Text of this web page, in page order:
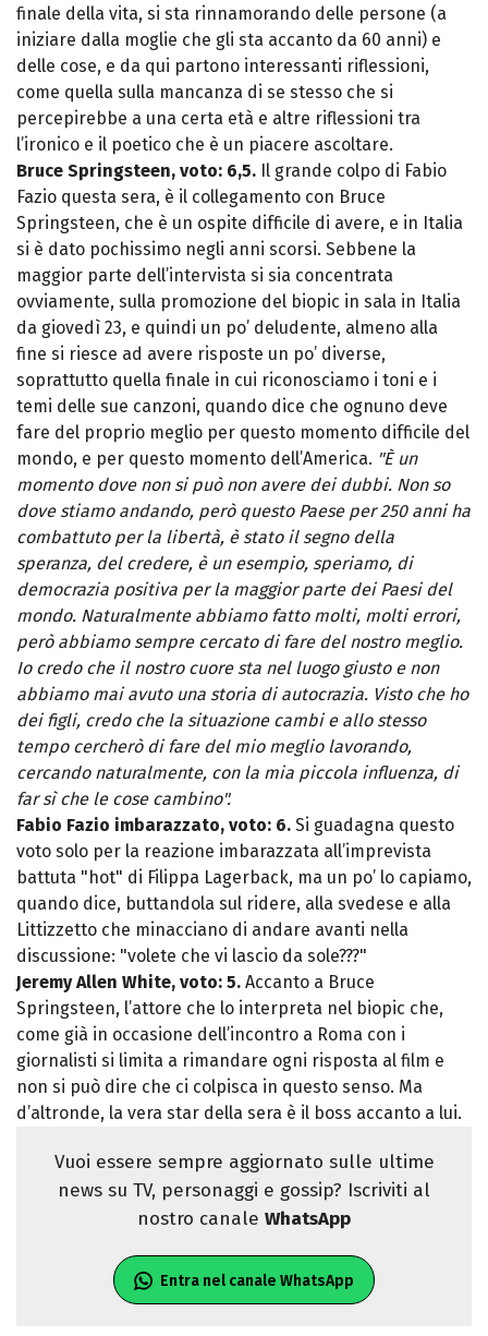
finale della vita, si sta rinnamorando delle persone (a
iniziare dalla moglie che gli sta accanto da 60 anni) e
delle cose, e da qui partono interessanti riflessioni,
come quella sulla mancanza di se stesso che si
percepirebbe a una certa età e altre riflessioni tra
l’ironico e il poetico che è un piacere ascoltare.
Bruce Springsteen, voto: 6,5. Il grande colpo di Fabio
Fazio questa sera, è il collegamento con Bruce
Springsteen, che è un ospite difficile di avere, e in Italia
si è dato pochissimo negli anni scorsi. Sebbene la
maggior parte dell’intervista si sia concentrata
ovviamente, sulla promozione del biopic in sala in Italia
da giovedì 23, e quindi un po’ deludente, almeno alla
fine si riesce ad avere risposte un po’ diverse,
soprattutto quella finale in cui riconosciamo i toni e i
temi delle sue canzoni, quando dice che ognuno deve
fare del proprio meglio per questo momento difficile del
mondo, e per questo momento dell’America. "È un
momento dove non si può non avere dei dubbi. Non so
dove stiamo andando, però questo Paese per 250 anni ha
combattuto per la libertà, è stato il segno della
speranza, del credere, è un esempio, speriamo, di
democrazia positiva per la maggior parte dei Paesi del
mondo. Naturalmente abbiamo fatto molti, molti errori,
però abbiamo sempre cercato di fare del nostro meglio.
Io credo che il nostro cuore sta nel luogo giusto e non
abbiamo mai avuto una storia di autocrazia. Visto che ho
dei figli, credo che la situazione cambi e allo stesso
tempo cercherò di fare del mio meglio lavorando,
cercando naturalmente, con la mia piccola influenza, di
far sì che le cose cambino".
Fabio Fazio imbarazzato, voto: 6. Si guadagna questo
voto solo per la reazione imbarazzata all’imprevista
battuta "hot" di Filippa Lagerback, ma un po’ lo capiamo,
quando dice, buttandola sul ridere, alla svedese e alla
Littizzetto che minacciano di andare avanti nella
discussione: "volete che vi lascio da sole???"
Jeremy Allen White, voto: 5. Accanto a Bruce
Springsteen, l’attore che lo interpreta nel biopic che,
come già in occasione dell’incontro a Roma con i
giornalisti si limita a rimandare ogni risposta al film e
non si può dire che ci colpisca in questo senso. Ma
d’altronde, la vera star della sera è il boss accanto a lui.
Vuoi essere sempre aggiornato sulle ultime
news su TV, personaggi e gossip? Iscriviti al
nostro canale WhatsApp
Entra nel canale WhatsApp